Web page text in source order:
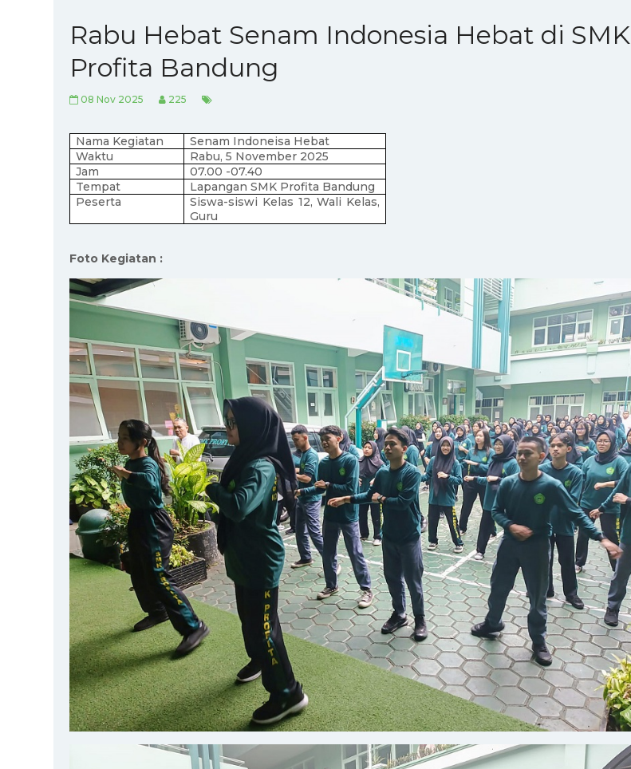
Rabu Hebat Senam Indonesia Hebat di SMK
Profita Bandung
08 Nov 2025 225
Nama Kegiatan
Senam Indoneisa Hebat
Waktu
Rabu, 5 November 2025
Jam
07.00 -07.40
Tempat
Lapangan SMK Profita Bandung
Peserta
Siswa-siswi Kelas 12, Wali Kelas,
Guru
Foto Kegiatan :